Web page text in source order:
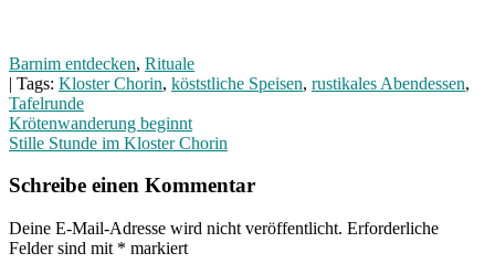
Barnim entdecken, Rituale
| Tags: Kloster Chorin, köststliche Speisen, rustikales Abendessen,
Tafelrunde
Beitragsnavigation
Krötenwanderung beginnt
Stille Stunde im Kloster Chorin
Schreibe einen Kommentar
Deine E-Mail-Adresse wird nicht veröffentlicht. Erforderliche
Felder sind mit * markiert